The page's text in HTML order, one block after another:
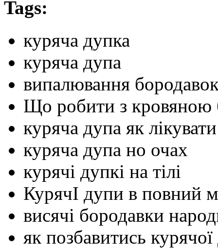
Tags:
куряча дупка
куряча дупа
випалювання
Що робити з кровяною
куряча дупа як лікувати
куряча дупа но очах
курячі дупкі на тілі
КурячІ дупи в повний
висячі бородавки
як позбавитись